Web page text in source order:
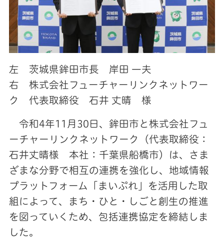
左 茨城県鉾田市長 岸田 一夫
右 株式会社フューチャーリンクネットワー
ク 代表取締役 石井 丈晴 様
令和4年11月30日、鉾田市と株式会社フュ
ーチャーリンクネットワーク（代表取締役：
石井丈晴様 本社：千葉県船橋市）は、さま
ざまな分野で相互の連携を強化し、地域情報
プラットフォーム「まいぷれ」を活用した取
組によって、まち・ひと・しごと創生の推進
を図っていくため、包括連携協定を締結しま
した。